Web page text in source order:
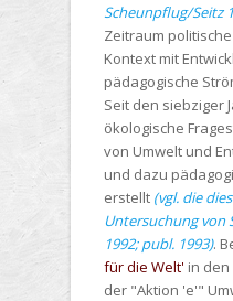
Scheunpflug/Seitz
Zeitraum
Kontext mit
pädagogische
Seit den siebziger
ökologische
von Umwelt und
und dazu
erstellt (vgl. die
Untersuchung von
1992; publ. 1993).
für die Welt' in den
der "Aktion 'e'"